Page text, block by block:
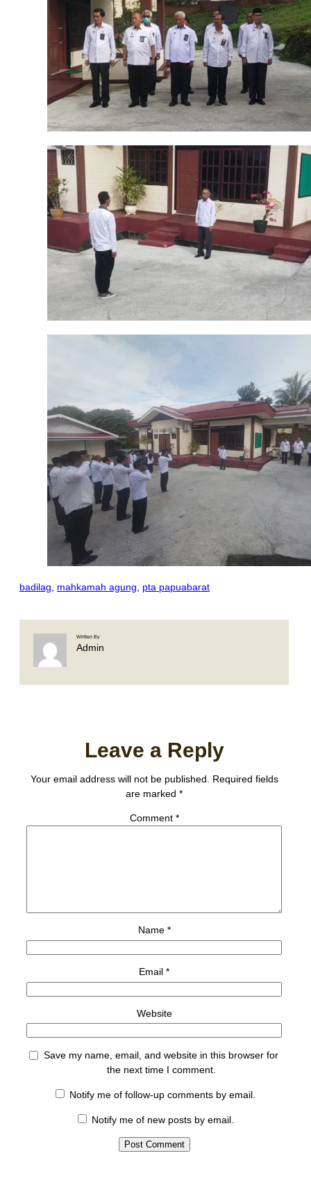
badilag mahkamah agung pta papuabarat
Written By
Admin
Leave a Reply
Your email address will not be published.
Required fields
are marked *
Comment *
Name *
Email *
Website
Save my name, email, and website in this browser for
the next time I comment.
Notify me of follow-up comments by email.
Notify me of new posts by email.